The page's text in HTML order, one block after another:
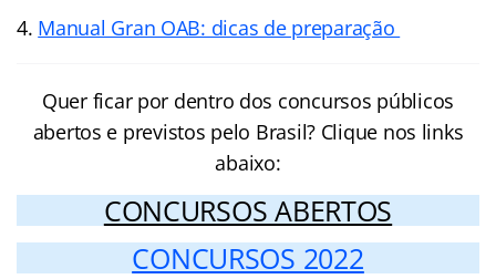
Manual Gran OAB: dicas de preparação
Quer ficar por dentro dos concursos públicos
abertos e previstos pelo Brasil? Clique nos links
abaixo:
CONCURSOS ABERTOS
CONCURSOS 2022